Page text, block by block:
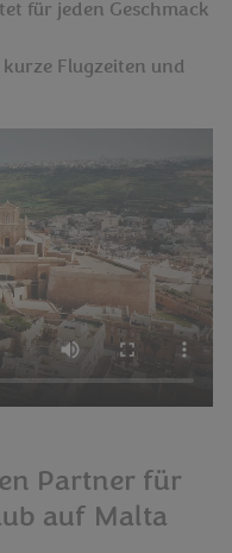
für jeden Geschmack
Flugzeiten und
Partner für
auf Malta